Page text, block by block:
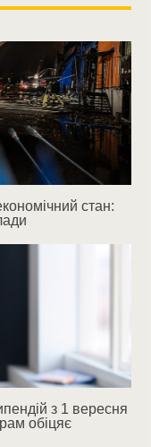
стан:
з 1 вересня
обіцяє